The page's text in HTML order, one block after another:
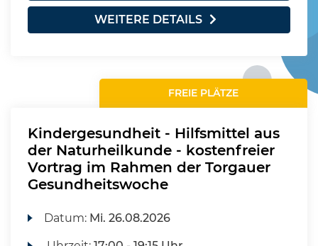
WEITERE DETAILS
FREIE PLÄTZE
Kindergesundheit - Hilfsmittel aus
der Naturheilkunde - kostenfreier
Vortrag im Rahmen der Torgauer
Gesundheitswoche
Datum: Mi. 26.08.2026